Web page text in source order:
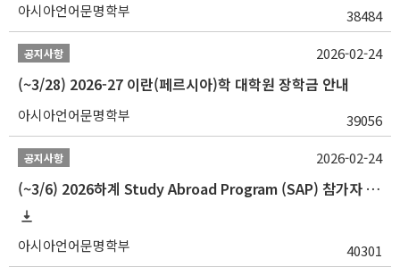
아시아언어문명학부 38484
공지사항
(~3/28) 2026-27 이란(페르시아)학 대학원 장학금 안내
아시아언어문명학부 39056
2026-02-24
공지사항
(~3/6) 2026하계 Study Abroad Program (SAP) 참가자 모집 안내
아시아언어문명학부 40301
2026-02-24